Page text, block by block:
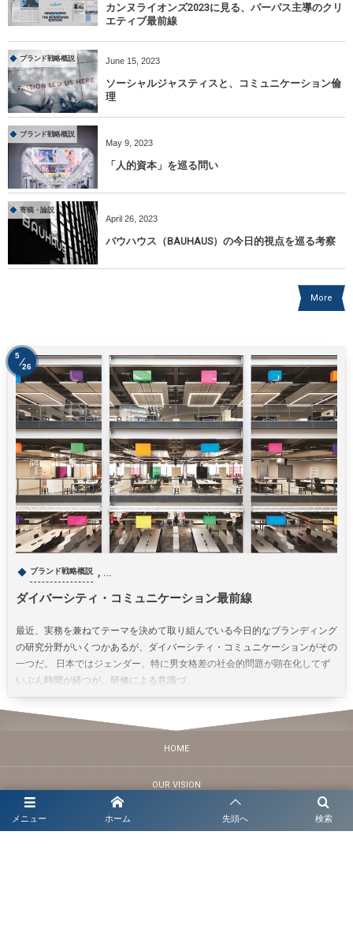
カンヌライオンズ2023に見る、パーパス主導のクリ
エティブ最前線
ブランド戦略概説 June 15, 2023
ソーシャルジャスティスと、コミュニケーション倫
理
ブランド戦略概説
May 9, 2023
「人的資本」を巡る問い
寄稿・論説
April 26, 2023
バウハウス（BAUHAUS）の今日的視点を巡る考察
More
ブランド戦略概説 , …
ダイバーシティ・コミュニケーション最前線
最近、実務を兼ねてテーマを決めて取り組んでいる今日的なブランディング
の研究分野がいくつかあるが、ダイバーシティ・コミュニケーションがその
一つだ。 日本ではジェンダー、特に男女格差の社会的問題が顕在化してず
いぶん時間が経つが、研修による意識づ...
5
26
メニュー 検索
ホーム 先頭へ
HOME
OUR VISION